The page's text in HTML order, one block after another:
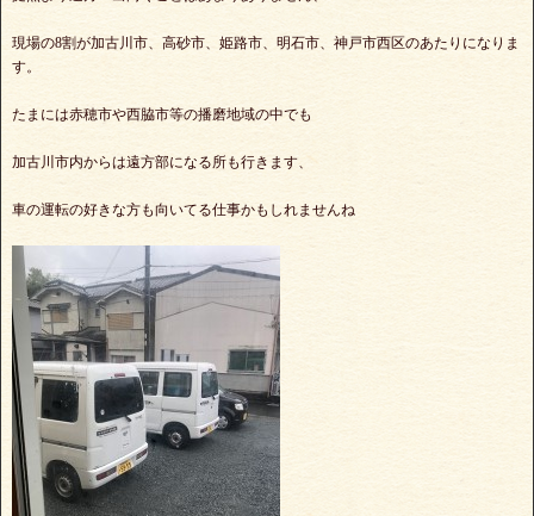
現場の8割が加古川市、高砂市、姫路市、明石市、神戸市西区のあたりになりま
す。
たまには赤穂市や西脇市等の播磨地域の中でも
加古川市内からは遠方部になる所も行きます、
車の運転の好きな方も向いてる仕事かもしれませんね